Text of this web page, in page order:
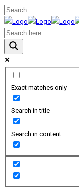
Exact matches only
Search in title
Search in content